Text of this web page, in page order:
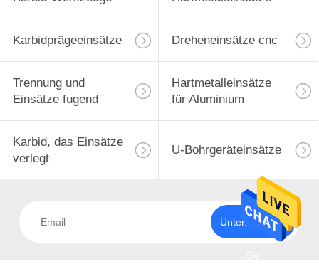
Karbidprägeeinsätze Dreheneinsätze cnc
Trennung und
Einsätze fugend
Hartmetalleinsätze
für Aluminium
Karbid, das Einsätze
verlegt
U-Bohrgeräteinsätze
Unterzeichnen